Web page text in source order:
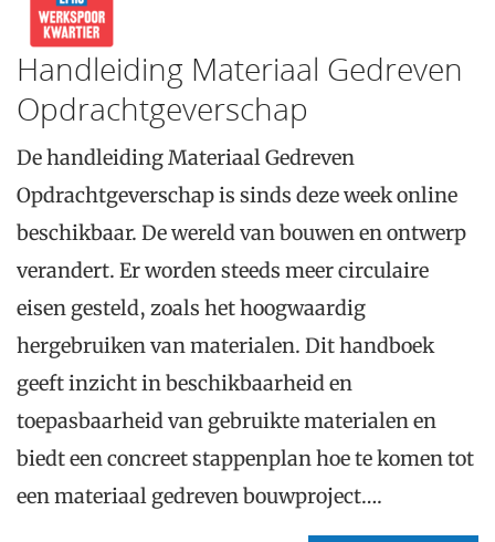
Handleiding Materiaal Gedreven
Opdrachtgeverschap
De handleiding Materiaal Gedreven
Opdrachtgeverschap is sinds deze week online
beschikbaar. De wereld van bouwen en ontwerp
verandert. Er worden steeds meer circulaire
eisen gesteld, zoals het hoogwaardig
hergebruiken van materialen. Dit handboek
geeft inzicht in beschikbaarheid en
toepasbaarheid van gebruikte materialen en
biedt een concreet stappenplan hoe te komen tot
een materiaal gedreven bouwproject….